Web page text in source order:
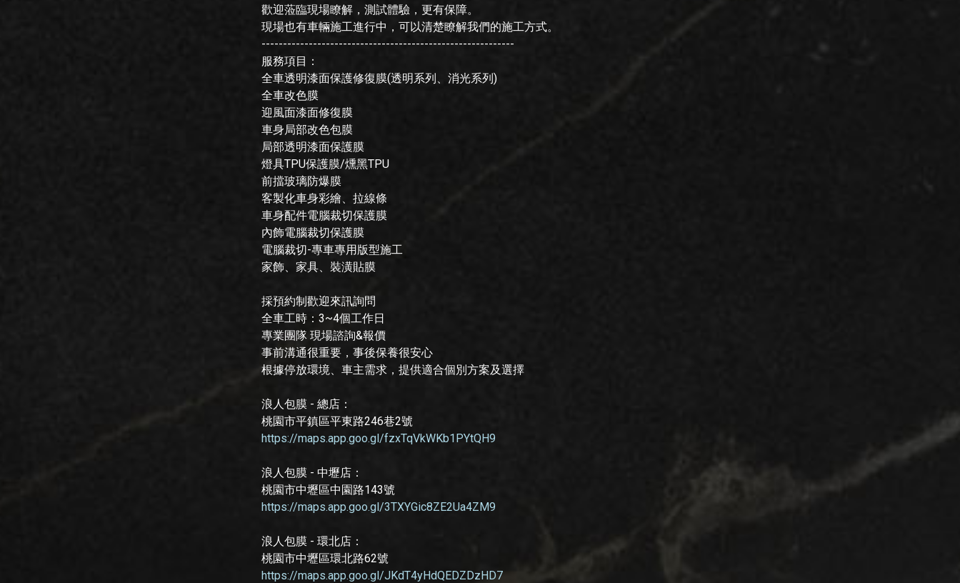
歡迎蒞臨現場瞭解，測試體驗，更有保障。
現場也有車輛施工進行中，可以清楚瞭解我們的施工方式。
-----------------------------------------------------------
服務項目：
全車透明漆面保護修復膜(透明系列、消光系列)
全車改色膜
迎風面漆面修復膜
車身局部改色包膜
局部透明漆面保護膜
燈具TPU保護膜/燻黑TPU
前擋玻璃防爆膜
客製化車身彩繪、拉線條
車身配件電腦裁切保護膜
內飾電腦裁切保護膜
電腦裁切-專車專用版型施工
家飾、家具、裝潢貼膜
採預約制歡迎來訊詢問
全車工時：3~4個工作日
專業團隊 現場諮詢&報價
事前溝通很重要，事後保養很安心
根據停放環境、車主需求，提供適合個別方案及選擇
浪人包膜 - 總店：
桃園市平鎮區平東路246巷2號
https://maps.app.goo.gl/fzxTqVkWKb1PYtQH9
浪人包膜 - 中壢店：
桃園市中壢區中園路143號
https://maps.app.goo.gl/3TXYGic8ZE2Ua4ZM9
浪人包膜 - 環北店：
桃園市中壢區環北路62號
https://maps.app.goo.gl/JKdT4yHdQEDZDzHD7